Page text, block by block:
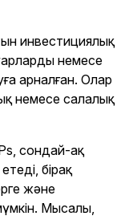
инвестициялық
немесе
арналған. Олар
немесе салалық
сондай-ақ
бірақ
және
Мысалы,